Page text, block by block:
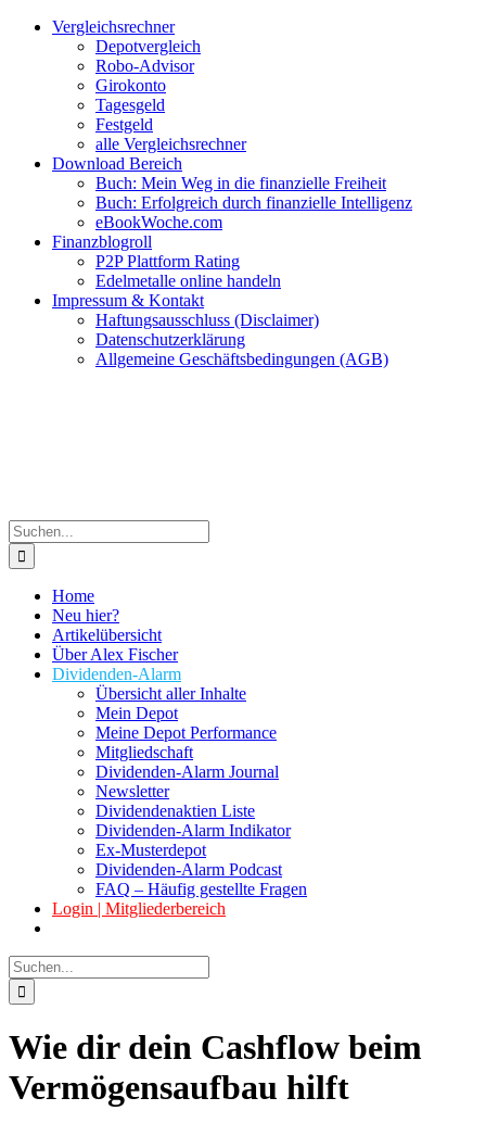
Zum
Facebook
Twitter
Instagram
Pinterest
YouTubeVergleichsrechner
Depotvergleich
Robo-Advisor
Girokonto
Tagesgeld
Festgeld
alle Vergleichsrechner
Download Bereich
Buch: Mein Weg in die finanzielle Freiheit
Buch: Erfolgreich durch finanzielle Intelligenz
eBookWoche.com
Finanzblogroll
P2P Plattform Rating
Edelmetalle online handeln
Impressum & Kontakt
Haftungsausschluss (Disclaimer)
Datenschutzerklärung
Allgemeine Geschäftsbedingungen (AGB)
Suche
nach:
Home
Neu hier?
Artikelübersicht
Über Alex Fischer
Dividenden-Alarm
Übersicht aller Inhalte
Mein Depot
Meine Depot Performance
Mitgliedschaft
Dividenden-Alarm Journal
Newsletter
Dividendenaktien Liste
Dividenden-Alarm Indikator
Ex-Musterdepot
Dividenden-Alarm Podcast
FAQ – Häufig gestellte Fragen
Login | Mitgliederbereich
Suche
nach:
Wie dir dein Cashflow beim
Vermögensaufbau hilft